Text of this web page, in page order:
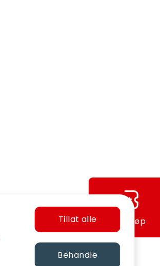
Tillat alle
Behandle
Hurtigkjøp